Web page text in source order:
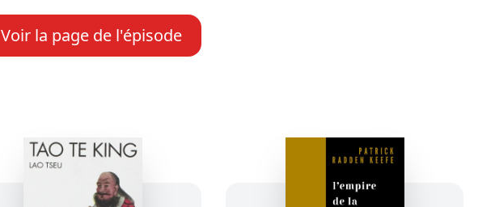
Voir la page de l'épisode